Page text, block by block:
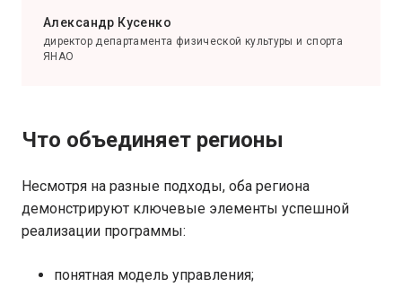
Александр Кусенко
директор департамента физической культуры и спорта
ЯНАО
Что объединяет регионы
Несмотря на разные подходы, оба региона
демонстрируют ключевые элементы успешной
реализации программы:
понятная модель управления;